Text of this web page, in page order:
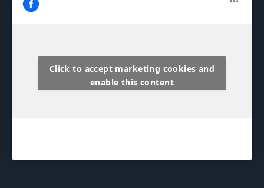
Click to accept marketing cookies and
enable this content